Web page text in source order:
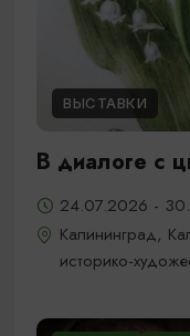
ВЫСТАВКИ
В диалоге с
24.07.2026 -
Калининград,
историко-